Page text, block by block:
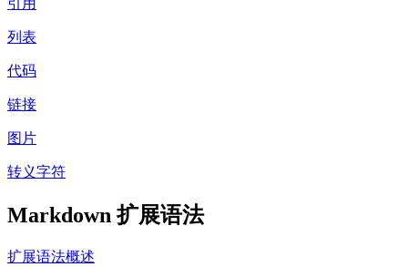
引用
列表
代码
链接
图片
转义字符
Markdown 扩展语法
扩展语法概述